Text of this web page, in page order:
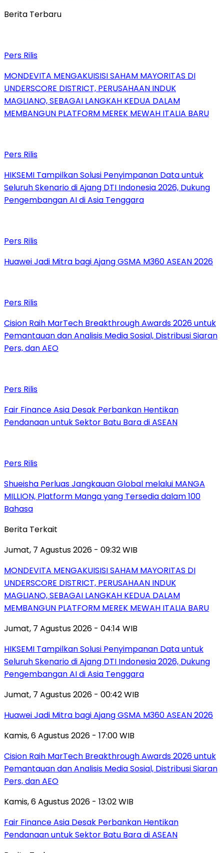
Berita Terbaru
Pers Rilis
MONDEVITA MENGAKUISISI SAHAM MAYORITAS DI
UNDERSCORE DISTRICT, PERUSAHAAN INDUK
MAGLIANO, SEBAGAI LANGKAH KEDUA DALAM
MEMBANGUN PLATFORM MEREK MEWAH ITALIA BARU
Pers Rilis
HIKSEMI Tampilkan Solusi Penyimpanan Data untuk
Seluruh Skenario di Ajang DTI Indonesia 2026, Dukung
Pengembangan AI di Asia Tenggara
Pers Rilis
Huawei Jadi Mitra bagi Ajang GSMA M360 ASEAN 2026
Pers Rilis
Cision Raih MarTech Breakthrough Awards 2026 untuk
Pemantauan dan Analisis Media Sosial, Distribusi Siaran
Pers, dan AEO
Pers Rilis
Fair Finance Asia Desak Perbankan Hentikan
Pendanaan untuk Sektor Batu Bara di ASEAN
Pers Rilis
Shueisha Perluas Jangkauan Global melalui MANGA
MILLION, Platform Manga yang Tersedia dalam 100
Bahasa
Berita Terkait
Jumat, 7 Agustus 2026 - 09:32 WIB
MONDEVITA MENGAKUISISI SAHAM MAYORITAS DI
UNDERSCORE DISTRICT, PERUSAHAAN INDUK
MAGLIANO, SEBAGAI LANGKAH KEDUA DALAM
MEMBANGUN PLATFORM MEREK MEWAH ITALIA BARU
Jumat, 7 Agustus 2026 - 04:14 WIB
HIKSEMI Tampilkan Solusi Penyimpanan Data untuk
Seluruh Skenario di Ajang DTI Indonesia 2026, Dukung
Pengembangan AI di Asia Tenggara
Jumat, 7 Agustus 2026 - 00:42 WIB
Huawei Jadi Mitra bagi Ajang GSMA M360 ASEAN 2026
Kamis, 6 Agustus 2026 - 17:00 WIB
Cision Raih MarTech Breakthrough Awards 2026 untuk
Pemantauan dan Analisis Media Sosial, Distribusi Siaran
Pers, dan AEO
Kamis, 6 Agustus 2026 - 13:02 WIB
Fair Finance Asia Desak Perbankan Hentikan
Pendanaan untuk Sektor Batu Bara di ASEAN